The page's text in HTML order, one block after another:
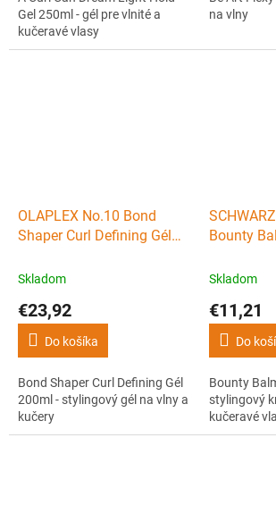
Gel 250ml - gél pre vlnité a
kučeravé vlasy
na vlny
OLAPLEX No.10 Bond
Shaper Curl Defining Gél
vlny a kučery
Skladom
€23,92
Do košíka
Bond Shaper Curl Defining Gél
200ml - stylingový gél na vlny a
kučery
Bounty
kučeravé
Skladom
€11,21
Do
Bounty
stylingový
kučeravé